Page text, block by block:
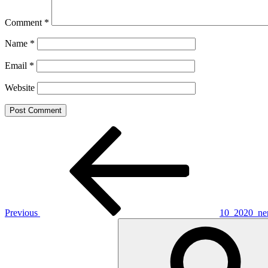
Comment *
Name *
Email *
Website
Previous